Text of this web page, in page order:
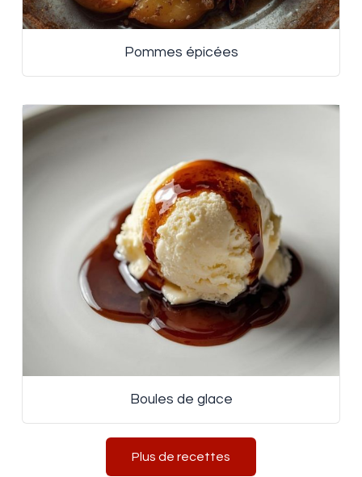
Pommes épicées
Boules de glace
Plus de recettes